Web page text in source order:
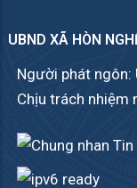
UBND XÃ HÒN
Người phát ngôn:
Chịu trách nhiệm